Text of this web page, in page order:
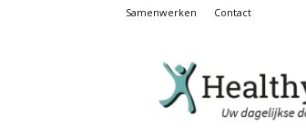
Samenwerken Contact